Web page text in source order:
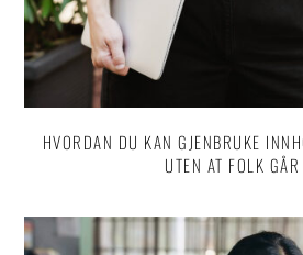
HVORDAN DU KAN GJENBRUKE
UTEN AT FOLK